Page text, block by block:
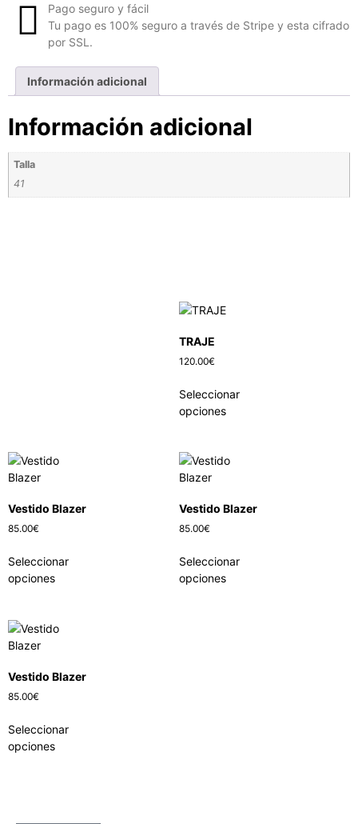
Pago seguro y fácil
Tu pago es 100% seguro a través de Stripe y esta cifrado
por SSL.
Información adicional
Información adicional
Talla
41
TRAJE
120.00€
Seleccionar
opciones
Vestido Blazer
85.00€
Seleccionar
opciones
Vestido Blazer
85.00€
Seleccionar
opciones
Vestido Blazer
85.00€
Seleccionar
opciones